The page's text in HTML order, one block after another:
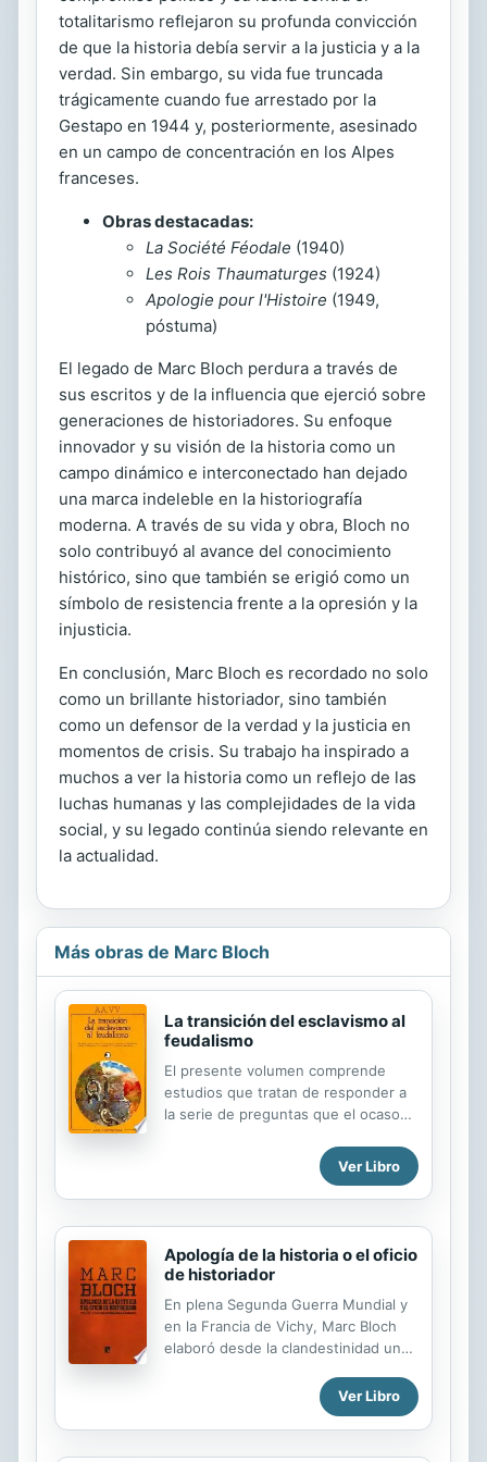
totalitarismo reflejaron su profunda convicción
de que la historia debía servir a la justicia y a la
verdad. Sin embargo, su vida fue truncada
trágicamente cuando fue arrestado por la
Gestapo en 1944 y, posteriormente, asesinado
en un campo de concentración en los Alpes
franceses.
Obras destacadas:
La Société Féodale (1940)
Les Rois Thaumaturges (1924)
Apologie pour l'Histoire (1949,
póstuma)
El legado de Marc Bloch perdura a través de
sus escritos y de la influencia que ejerció sobre
generaciones de historiadores. Su enfoque
innovador y su visión de la historia como un
campo dinámico e interconectado han dejado
una marca indeleble en la historiografía
moderna. A través de su vida y obra, Bloch no
solo contribuyó al avance del conocimiento
histórico, sino que también se erigió como un
símbolo de resistencia frente a la opresión y la
injusticia.
En conclusión, Marc Bloch es recordado no solo
como un brillante historiador, sino también
como un defensor de la verdad y la justicia en
momentos de crisis. Su trabajo ha inspirado a
muchos a ver la historia como un reflejo de las
luchas humanas y las complejidades de la vida
social, y su legado continúa siendo relevante en
la actualidad.
Más obras de Marc Bloch
La transición del esclavismo al
feudalismo
El presente volumen comprende
estudios que tratan de responder a
la serie de preguntas que el ocaso
fue la causa del fin del mundo
antiguo? Los planteamientos de
Weber que se centran en la
oposición ciudad/campo más que
solucionar o cerrar un tema abren
posibilidades de desarrollo y
los antagonismos latentes en la
sociedad exclavista, generadores del
conflicto y por tanto de la transición
a otra nueva sociedad. La disparidad
de los autores y sus estudios sobre
un abanico de posibilidades
Ver Libro
Apología de la historia o el oficio
de historiador
En plena Segunda Guerra Mundial y
en la Francia de Vichy, Marc Bloch
elaboró desde la clandestinidad una
sofisticadas defensas del trabajo del
historiador y del valor de la historia,
convertida ya en un clásico. Pero
lejos de ser un elogio acrítico, es
Ver Libro